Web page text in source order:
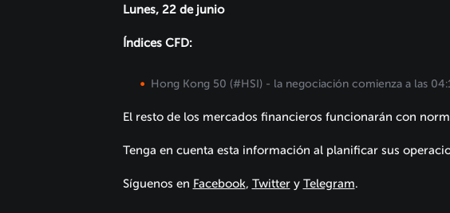
Lunes, 22 de junio
Índices CFD:
Hong Kong 50 (#HSI) - la negociación comienza a las
El resto de los mercados financieros funcionarán con
Tenga en cuenta esta información al planificar sus
Síguenos en Facebook, Twittery Telegram.